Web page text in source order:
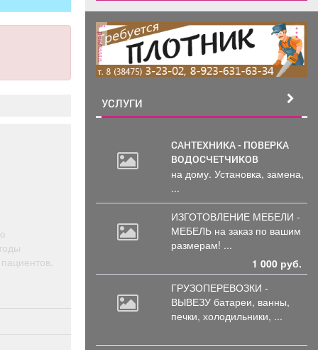
реклама
УСЛУГИ
САНТЕХНИКА - ПОВЕРКА
ВОДОСЧЕТЧИКОВ
на дому. Установка, замена,
...
ИЗГОТОВЛЕНИЕ МЕБЕЛИ -
МЕБЕЛЬ на заказ по вашим
размерам! ...
1 000 руб.
ГРУЗОПЕРЕВОЗКИ -
ВЫВЕЗУ батареи, ванны,
печки, холодильники, ...